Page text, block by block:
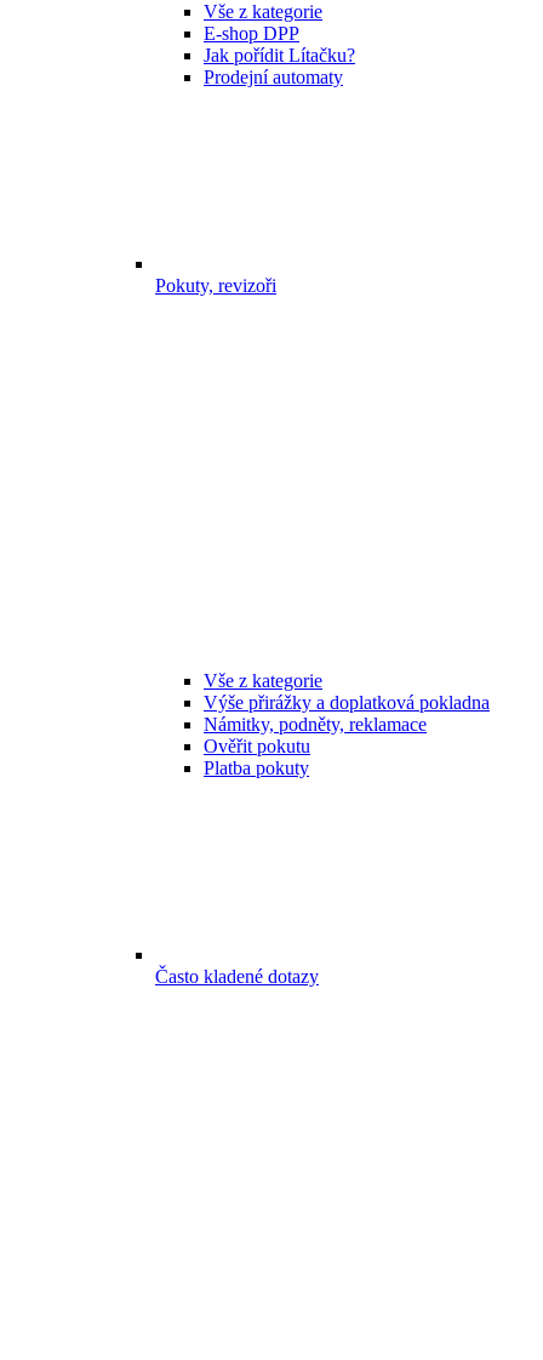
Vše z kategorie
E-shop DPP
Jak pořídit Lítačku?
Prodejní automaty
Pokuty, revizoři
Vše z kategorie
Výše přirážky a doplatková pokladna
Námitky, podněty, reklamace
Ověřit pokutu
Platba pokuty
Často kladené dotazy